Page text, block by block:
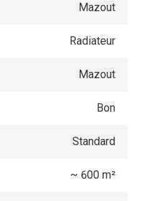
Mazout
Radiateur
Mazout
Bon
Standard
~ 600 m²